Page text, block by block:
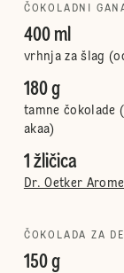
ČOKOLADNI
400 ml
vrhnja za šlag
180 g
tamne čokolade
akaa)
1 žličica
Dr. Oetker
ČOKOLADA ZA
150 g